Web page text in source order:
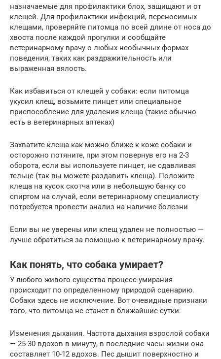
назначаемые для профилактики блох, защищают и от
клещей. Для профилактики инфекций, переносимых
клещами, проверяйте питомца по всей длине от носа до
хвоста после каждой прогулки и сообщайте
ветеринарному врачу о любых необычных формах
поведения, таких как раздражительность или
выраженная вялость.
Как избавиться от клещей у собаки: если питомца
укусил клещ, возьмите пинцет или специальное
приспособление для удаления клеща (такие обычно
есть в ветеринарных аптеках)
Захватите клеща как можно ближе к коже собаки и
осторожно потяните, при этом повернув его на 2-3
оборота, если вы используете пинцет, не сдавливая
тельце (так вы можете раздавить клеща). Положите
клеща на кусок скотча или в небольшую банку со
спиртом на случай, если ветеринарному специалисту
потребуется провести анализ на наличие болезни
Если вы не уверены или клещ удален не полностью —
лучше обратиться за помощью к ветеринарному врачу.
Как понять, что собака умирает?
У любого живого существа процесс умирания
происходит по определенному природой сценарию.
Собаки здесь не исключение. Вот очевидные признаки
того, что питомца не станет в ближайшие сутки:
Изменения дыхания. Частота дыхания взрослой собаки
— 25-30 вдохов в минуту, в последние часы жизни она
составляет 10-12 вдохов. Пес дышит поверхностно и